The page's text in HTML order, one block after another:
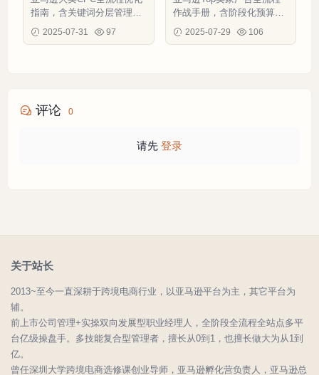
指南，含关键词分层管理模
型与ACoS黄金公式，助广
告ROI提升300%
2025-07-31 97
表
作战手册，含阶段化预算分
配、ACOS优化方案及8大目
标体系
2025-07-29 106
评论 0
请先 登录
关于站长
2013~至今一直深耕于跨境电商行业，以亚马逊平台为主，其它平台为
辅。
前上市公司管理+实操双向发展型职业经理人，全阶段全流程全站点多平
台亿级操盘手。多技能复合型管理者，擅长从0到1，也擅长做大为从1到
亿。
曾任深圳大学跨境电商选修课创业导师，亚马逊孵化营负责人，亚马逊总